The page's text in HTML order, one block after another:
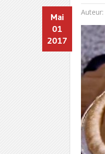
Auteur:
Mai
01
2017